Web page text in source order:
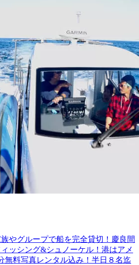
族やグループで船を完全貸切！慶良間
ッシング&シュノーケル！港はアメ
無料写真レンタル込み！半日８名迄